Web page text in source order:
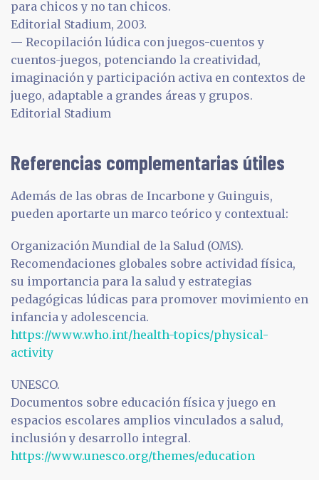
para chicos y no tan chicos.
Editorial Stadium, 2003.
— Recopilación lúdica con juegos-cuentos y
cuentos-juegos, potenciando la creatividad,
imaginación y participación activa en contextos de
juego, adaptable a grandes áreas y grupos.
Editorial Stadium
Referencias complementarias útiles
Además de las obras de Incarbone y Guinguis,
pueden aportarte un marco teórico y contextual:
Organización Mundial de la Salud (OMS).
Recomendaciones globales sobre actividad física,
su importancia para la salud y estrategias
pedagógicas lúdicas para promover movimiento en
infancia y adolescencia.
https://www.who.int/health-topics/physical-
activity
UNESCO.
Documentos sobre educación física y juego en
espacios escolares amplios vinculados a salud,
inclusión y desarrollo integral.
https://www.unesco.org/themes/education